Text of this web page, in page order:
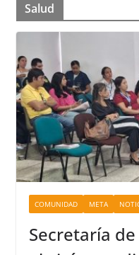
Salud
COMUNIDAD META
Secretaría